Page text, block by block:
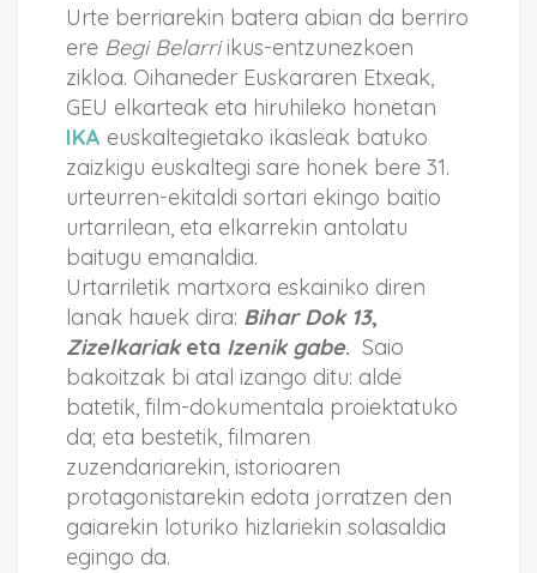
Urte berriarekin batera abian da berriro
ere Begi Belarriikus-entzunezkoen
zikloa. Oihaneder Euskararen Etxeak,
GEU elkarteak eta hiruhileko honetan
IKA euskaltegietako ikasleak batuko
zaizkigu euskaltegi sare honek bere 31.
urteurren-ekitaldi sortari ekingo baitio
urtarrilean, eta elkarrekin antolatu
baitugu emanaldia.
Urtarriletik martxora eskainiko diren
lanak hauek dira: Bihar Dok 13,
Zizelkariaketa Izenik gabe. Saio
bakoitzak bi atal izango ditu: alde
batetik, film-dokumentala proiektatuko
da; eta bestetik, filmaren
zuzendariarekin, istorioaren
protagonistarekin edota jorratzen den
gaiarekin loturiko hizlariekin solasaldia
egingo da.